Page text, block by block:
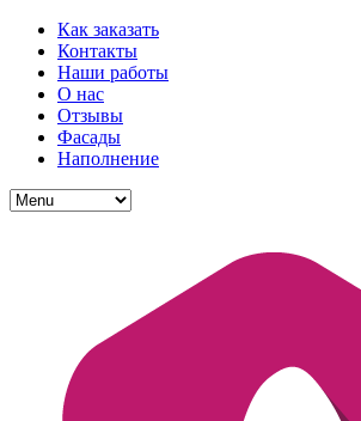
Как заказать
Контакты
Наши работы
О нас
Отзывы
Фасады
Наполнение